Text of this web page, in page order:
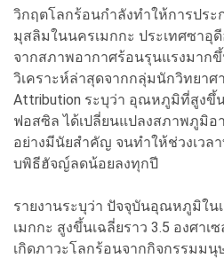
วิกฤตโลกร้อนกำลังทำให้การประ
มุสลิมในนครเมกกะ ประเทศซาอุดี
จากสภาพอากาศร้อนรุนแรงมากขึ้
วิเคราะห์ล่าสุดจากกลุ่มนักวิทยาศ
Attribution ระบุว่า อุณหภูมิที่สูงขึ้น
ฟอสซิล ได้เปลี่ยนแปลงสภาพภูมิอ
อย่างมีนัยสำคัญ จนทำให้ช่วงเวล
บพิธีฮัจญ์ลดน้อยลงทุกปี
รายงานระบุว่า ปัจจุบันอุณหภูมิใ
เมกกะ สูงขึ้นเฉลี่ยราว 3.5 องศาเ
เกิดภาวะโลกร้อนจากกิจกรรมม